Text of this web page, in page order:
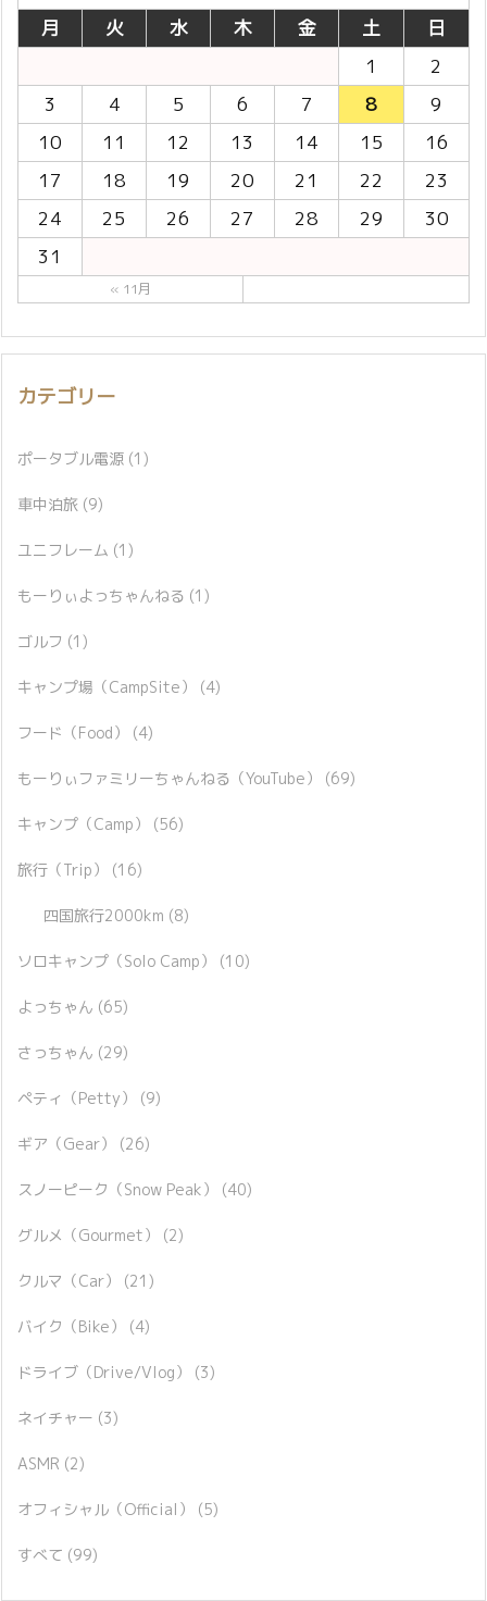
月 火 水 木 金 土
日
1
2
3
4 5 6 7 8
9
10
11 12 13 14 15
16
17
18 19 20 21 22
23
24
25 26 27 28 29
30
31
« 11月
カテゴリー
ポータブル電源 (1)
車中泊旅 (9)
ユニフレーム (1)
もーりぃよっちゃんねる (1)
ゴルフ (1)
キャンプ場（CampSite） (4)
フード（Food） (4)
もーりぃファミリーちゃんねる（YouTube） (69)
キャンプ（Camp） (56)
旅行（Trip） (16)
四国旅行2000km (8)
ソロキャンプ（Solo Camp） (10)
よっちゃん (65)
さっちゃん (29)
ペティ（Petty） (9)
ギア（Gear） (26)
スノーピーク（Snow Peak） (40)
グルメ（Gourmet） (2)
クルマ（Car） (21)
バイク（Bike） (4)
ドライブ（Drive/Vlog） (3)
ネイチャー (3)
ASMR (2)
オフィシャル（Official） (5)
すべて (99)